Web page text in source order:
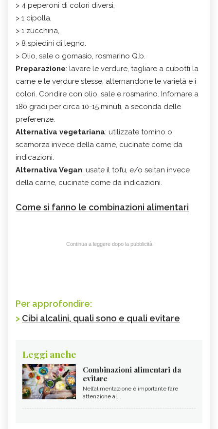
> 4 peperoni di colori diversi,
> 1 cipolla,
> 1 zucchina,
> 8 spiedini di legno.
> Olio, sale o gomasio, rosmarino Q.b.
Preparazione: lavare le verdure, tagliare a cubotti la
carne e le verdure stesse, alternandone le varietà e i
colori. Condire con olio, sale e rosmarino. Infornare a
180 gradi per circa 10-15 minuti, a seconda delle
preferenze.
Alternativa vegetariana: utilizzate tomino o
scamorza invece della carne, cucinate come da
indicazioni.
Alternativa Vegan: usate il tofu, e/o seitan invece
della carne, cucinate come da indicazioni.
Come si fanno le combinazioni alimentari
Continua a leggere dopo la pubblicità
Per approfondire:
> Cibi alcalini, quali sono e quali evitare
Leggi anche
Combinazioni alimentari da
evitare
Nell’alimentazione è importante fare
attenzione al...